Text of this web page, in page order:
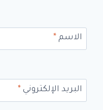
الاسم *
البريد الإلكتروني *